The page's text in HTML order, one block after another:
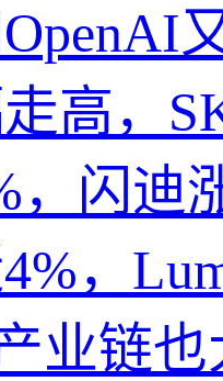
高，
，闪迪
，
业链